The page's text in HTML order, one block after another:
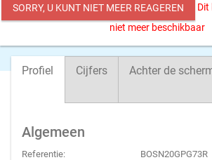
SORRY, U KUNT NIET MEER REAGEREN
Dit
niet meer beschikbaar
Profiel Cijfers Achter de
Algemeen
Referentie:
BOSN20GPG73R